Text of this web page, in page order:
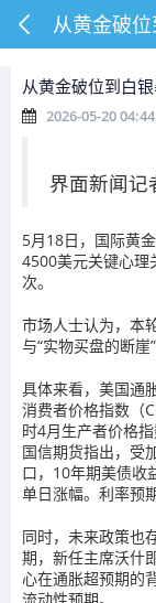
从黄金破
从黄金破位到白
2026-05-20
界面新闻记
5月18日，国际黄
4500美元关键心理
次。
市场人士认为，本
与“实物买盘的断崖
具体来看，美国通
消费者价格指数（
时4月生产者价格
国信期货指出，受
口，10年期美债收
单日涨幅。利率预
同时，未来政策也
期，新任主席沃什
心在通胀超预期的